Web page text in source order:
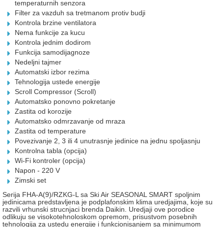
temperaturnih senzora
Filter za vazduh sa tretmanom protiv budji
Kontrola brzine ventilatora
Nema funkcije za kucu
Kontrola jednim dodirom
Funkcija samodijagnoze
Nedeljni tajmer
Automatski izbor rezima
Tehnologija ustede energije
Scroll Compressor (Scroll)
Automatsko ponovno pokretanje
Zastita od korozije
Automatsko odmrzavanje od mraza
Zastita od temperature
Povezivanje 2, 3 ili 4 unutrasnje jedinice na jednu spoljasnju
Kontrolna tabla (opcija)
Wi-Fi kontroler (opcija)
Napon - 220 V
Zimski set
Serija FHA-A(9)/RZKG-L sa Ski Air SEASONAL SMART spoljnim
jedinicama predstavljena je podplafonskim klima uredjajima, koje su
razvili vrhunski strucnjaci brenda Daikin. Uredjaji ove porodice
odlikuju se visokotehnoloskom opremom, prisustvom posebnih
tehnologija za ustedu energije i funkcionisanjem sa minimumom